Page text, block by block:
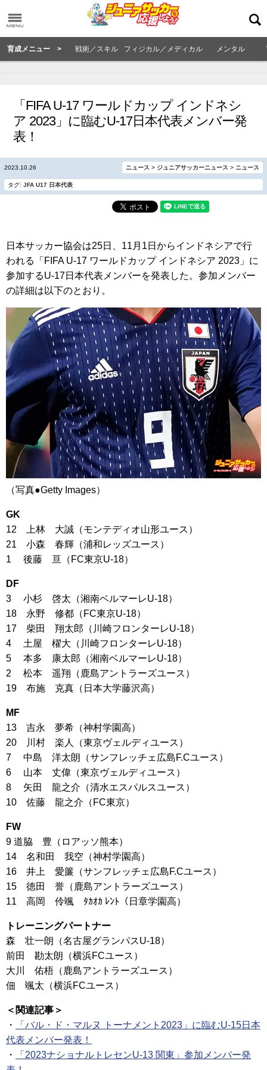
育成メニュー > 戦術／スキル フィジカル／メディカル メンタル
「FIFA U-17 ワールドカップ インドネシ
ア 2023」に臨むU-17日本代表メンバー発
表！
2023.10.26 ニュース > ジュニアサッカーニュース > ニュース
タグ: JFA U17 日本代表
日本サッカー協会は25日、11月1日からインドネシアで行
われる「FIFA U-17 ワールドカップ インドネシア 2023」に
参加するU-17日本代表メンバーを発表した。参加メンバー
の詳細は以下のとおり。
（写真●Getty Images）
GK
12 上林 大誠（モンテディオ山形ユース）
21 小森 春輝（浦和レッズユース）
1 後藤 亘（FC東京U-18）
DF
3 小杉 啓太（湘南ベルマーレU-18）
18 永野 修都（FC東京U-18）
17 柴田 翔太郎（川崎フロンターレU-18）
4 土屋 櫂大（川崎フロンターレU-18）
5 本多 康太郎（湘南ベルマーレU-18）
2 松本 遥翔（鹿島アントラーズユース）
19 布施 克真（日本大学藤沢高）
MF
13 吉永 夢希（神村学園高）
20 川村 楽人（東京ヴェルディユース）
7 中島 洋太朗（サンフレッチェ広島F.Cユース）
6 山本 丈偉（東京ヴェルディユース）
8 矢田 龍之介（清水エスパルスユース）
10 佐藤 龍之介（FC東京）
FW
9 道脇 豊（ロアッソ熊本）
14 名和田 我空（神村学園高）
16 井上 愛簾（サンフレッチェ広島F.Cユース）
15 徳田 誉（鹿島アントラーズユース）
11 高岡 伶颯 ﾀｶｵｶ ﾚﾝﾄ（日章学園高）
トレーニングパートナー
森 壮一朗（名古屋グランパスU-18）
前田 勘太朗（横浜FCユース）
大川 佑梧（鹿島アントラーズユース）
佃 颯太（横浜FCユース）
＜関連記事＞
・
「バル・ド・マルヌ トーナメント2023」に臨むU-15日本
代表メンバー発表！
・
「2023ナショナルトレセンU-13 関東」参加メンバー発